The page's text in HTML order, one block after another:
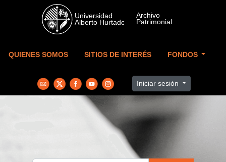
Skip to main content
QUIENES SOMOS SITIOS DE INTERÉS FONDOS
Iniciar sesión